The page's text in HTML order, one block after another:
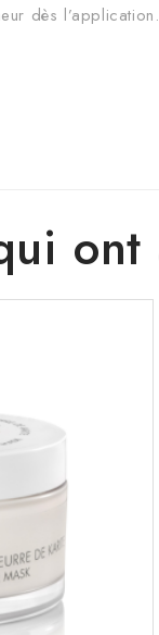
dès l’application.